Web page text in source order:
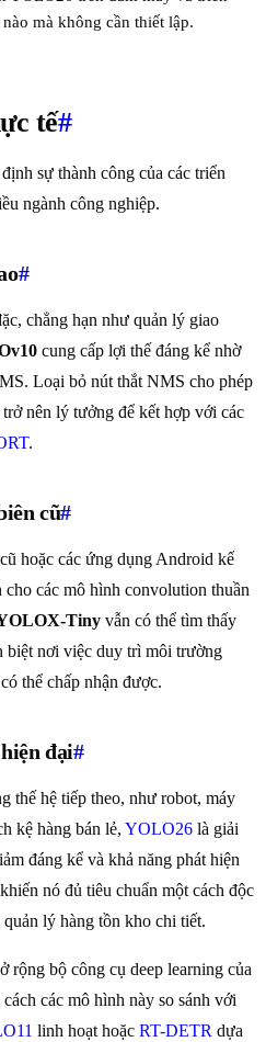
mà không cần thiết lập.
tế#
sự thành công của các triển
ngành công nghiệp.
#
chẳng hạn như quản lý giao
cung cấp lợi thế đáng kể nhờ
Loại bỏ nút thắt NMS cho phép
nên lý tưởng để kết hợp với các
.
cũ#
hoặc các ứng dụng Android kế
các mô hình convolution thuần
Tiny vẫn có thể tìm thấy
biệt nơi việc duy trì môi trường
thể chấp nhận được.
đại#
thế hệ tiếp theo, như robot, máy
kệ hàng bán lẻ, YOLO26 là giải
đáng kể và khả năng phát hiện
nó đủ tiêu chuẩn một cách độc
lý hàng tồn kho chi tiết.
rộng bộ công cụ deep learning của
các mô hình này so sánh với
linh hoạt hoặc RT-DETR dựa